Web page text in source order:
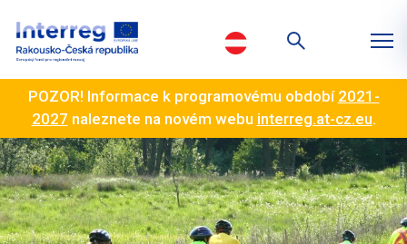
POZOR! Informace k programovému období 2021-
2027 naleznete na novém webu interreg.at-cz.eu.